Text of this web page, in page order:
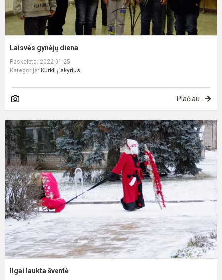
Laisvės gynėjų diena
Paskelbta: 2022-01-25
Kategorija: Kurklių skyrius
Plačiau
Ilgai laukta šventė